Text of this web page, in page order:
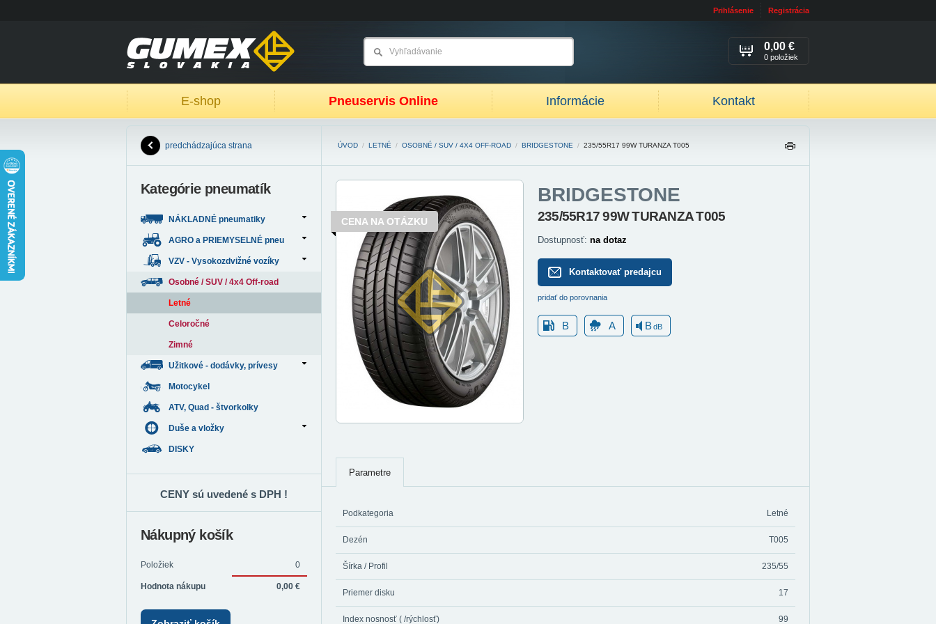
Prihlásenie Registrácia
E-shop Pneuservis Online Informácie Kontakt
0,00 €
0 položiek
ÚVOD / LETNÉ / OSOBNÉ / SUV / 4X4 OFF-ROAD / BRIDGESTONE / 235/55R17 99W TURANZA T005
IŤ
BRIDGESTONE
235/55R17 99W TURANZA T005
Dostupnosť: na dotaz
Kontaktovať predajcu
pridať do porovnania
B A BdB
CENA NA OTÁZKU
Parametre
Podkategoria Letné
Dezén T005
Šírka / Profil 235/55
Priemer disku 17
Index nosnosť ( /rýchlosť) 99
predchádzajúca strana
Kategórie pneumatík
NÁKLADNÉ pneumatiky
AGRO a PRIEMYSELNÉ pneu
VZV - Vysokozdvižné vozíky
Osobné / SUV / 4x4 Off-road
Letné
Celoročné
Zimné
Užitkové - dodávky, prívesy
Motocykel
ATV, Quad - štvorkolky
Duše a vložky
DISKY
CENY sú uvedené s DPH !
Nákupný košík
Položiek 0
Hodnota nákupu 0,00 €